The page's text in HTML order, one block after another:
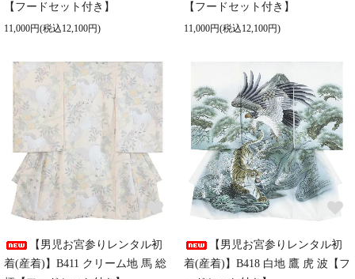
【フードセット付き】
11,000円(税込12,100円)
【フードセット付き】
11,000円(税込12,100円)
【男児お宮参りレンタル初
着(産着)】B411 クリーム地 馬 総
【男児お宮参りレンタル初
着(産着)】B418 白地 鷹 虎 波【フ